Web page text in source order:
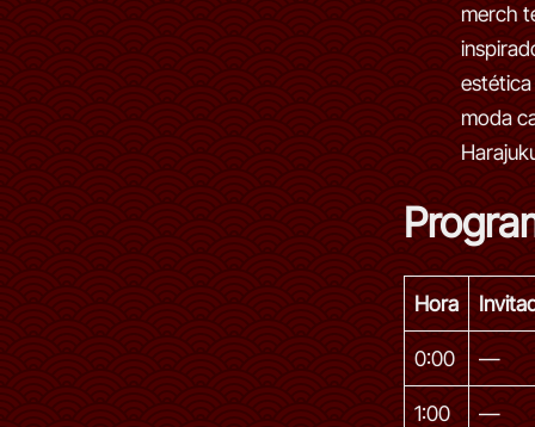
merch
estética
moda
Hora
0:00 —
1:00 —